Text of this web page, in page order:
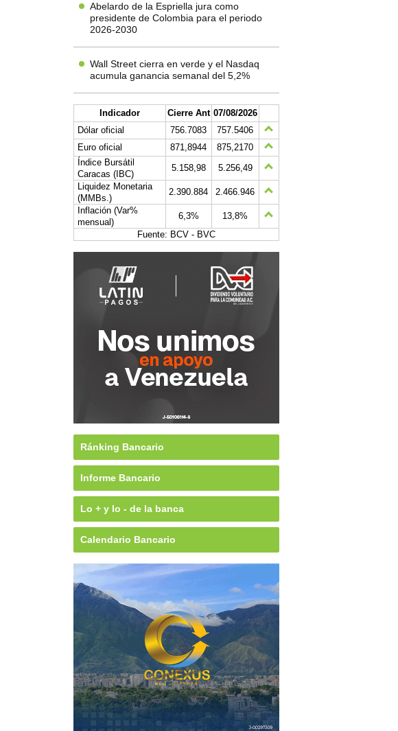
Abelardo de la Espriella jura como
presidente de Colombia para el periodo
2026-2030
Wall Street cierra en verde y el Nasdaq
acumula ganancia semanal del 5,2%
Indicador Cierre Ant 07/08/2026
Dólar oficial
756.7083
757.5406
Euro oficial
871,8944
875,2170
Índice Bursátil
Caracas (IBC)
5.158,98
5.256,49
Liquidez Monetaria
(MMBs.)
2.390.884
2.466.946
Inflación (Var%
mensual)
6,3%
13,8%
Fuente: BCV - BVC
Ránking Bancario
Informe Bancario
Lo + y lo - de la banca
Calendario Bancario